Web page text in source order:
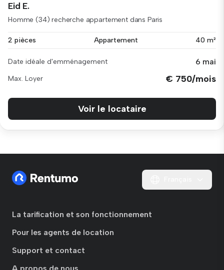
Eid E.
Homme (34) recherche appartement dans Paris
2 pièces Appartement 40 m²
Date idéale d'emménagement 6 mai
Max. Loyer € 750/mois
Voir le locataire
La tarification et son fonctionnement
Pour les agents de location
Support et contact